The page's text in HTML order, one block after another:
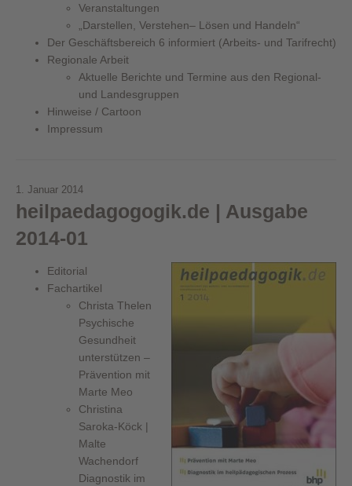
Veranstaltungen
„Darstellen, Verstehen– Lösen und Handeln“
Der Geschäftsbereich 6 informiert (Arbeits- und Tarifrecht)
Regionale Arbeit
Aktuelle Berichte und Termine aus den Regional-
und Landesgruppen
Hinweise / Cartoon
Impressum
1. Januar 2014
heilpaedagogogik.de | Ausgabe
2014-01
Editorial
Fachartikel
Christa Thelen
Psychische
Gesundheit
unterstützen –
Prävention mit
Marte Meo
Christina
Saroka-Köck |
Malte
Wachendorf
Diagnostik im